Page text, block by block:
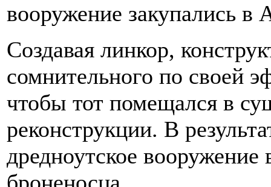
вооружение закупались в
Создавая линкор,
сомнительного по своей
чтобы тот помещался в
реконструкции. В
дредноутское вооружение